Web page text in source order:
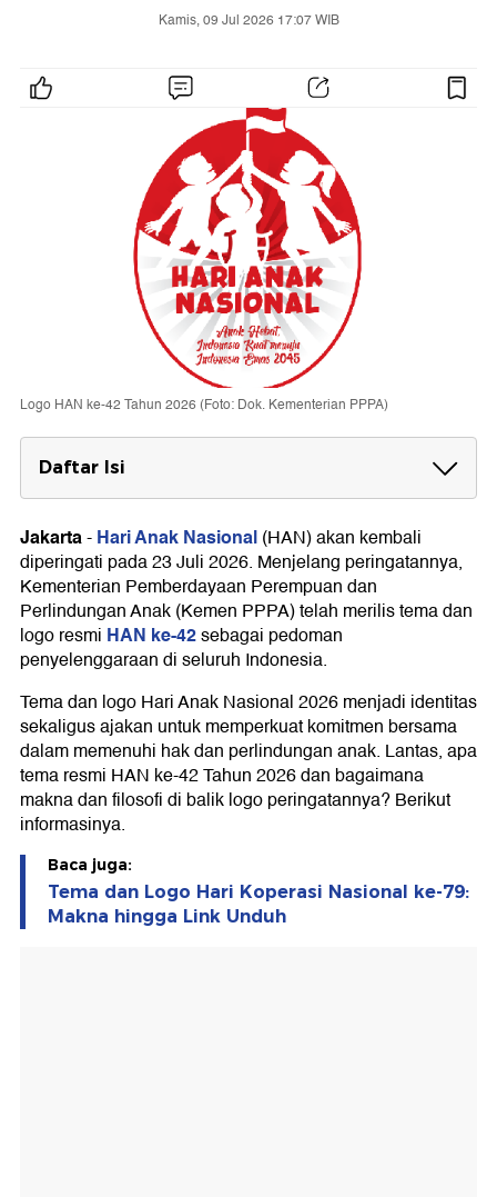
Kamis, 09 Jul 2026 17:07 WIB
Logo HAN ke-42 Tahun 2026 (Foto: Dok. Kementerian PPPA)
Daftar Isi
Tema Hari Anak Nasional 2026
Logo HAN 2026 dan Filosofinya
Tagar dan Subtema HAN 2026
Jakarta-Hari Anak Nasional(HAN) akan kembali
diperingati pada 23 Juli 2026. Menjelang peringatannya,
Kementerian Pemberdayaan Perempuan dan
Perlindungan Anak (Kemen PPPA) telah merilis tema dan
logo resmi HAN ke-42sebagai pedoman
penyelenggaraan di seluruh Indonesia.
Tema dan logo Hari Anak Nasional 2026 menjadi identitas
sekaligus ajakan untuk memperkuat komitmen bersama
dalam memenuhi hak dan perlindungan anak. Lantas, apa
tema resmi HAN ke-42 Tahun 2026 dan bagaimana
makna dan filosofi di balik logo peringatannya? Berikut
informasinya.
Baca juga:
Tema dan Logo Hari Koperasi Nasional ke-79:
Makna hingga Link Unduh